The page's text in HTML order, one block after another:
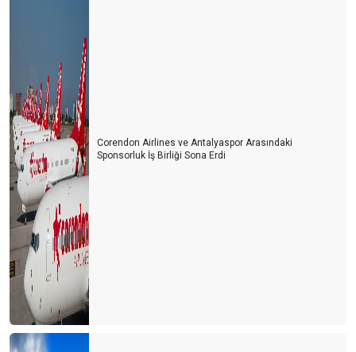
Corendon Airlines ve Antalyaspor Arasındaki
Sponsorluk İş Birliği Sona Erdi